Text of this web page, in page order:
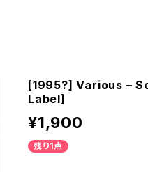
[1995?] Various –
Label]
¥1,900
残り1点